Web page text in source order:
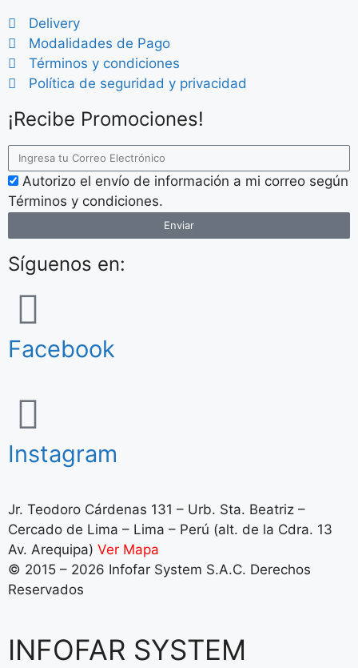
Delivery
Modalidades de Pago
Términos y condiciones
Política de seguridad y privacidad
¡Recibe Promociones!
Autorizo el envío de información a mi correo según
Términos y condiciones.
Enviar
Síguenos en:
Facebook
Instagram
Jr. Teodoro Cárdenas 131 – Urb. Sta. Beatriz –
Cercado de Lima – Lima – Perú (alt. de la Cdra. 13
Av. Arequipa) Ver Mapa
© 2015 – 2026 Infofar System S.A.C. Derechos
Reservados
INFOFAR SYSTEM